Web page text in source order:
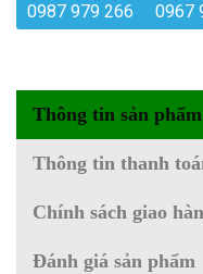
0987 979 266 0967
Thông tin sản phẩm
Thông tin thanh
Chính sách giao
Đánh giá sản phẩm